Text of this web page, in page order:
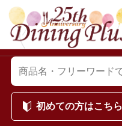
初めての方はこちら